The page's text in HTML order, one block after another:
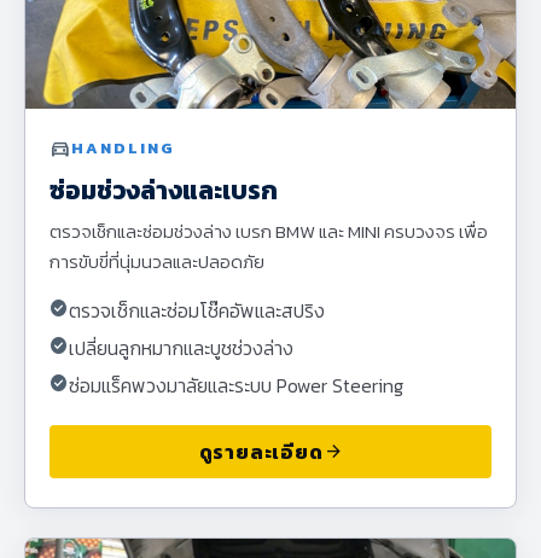
directions_carHANDLING
ซ่อมช่วงล่างและเบรก
ตรวจเช็กและซ่อมช่วงล่าง เบรก BMW และ MINI ครบวงจร เพื่อ
การขับขี่ที่นุ่มนวลและปลอดภัย
check_circleตรวจเช็กและซ่อมโช๊คอัพและสปริง
check_circleเปลี่ยนลูกหมากและบูชช่วงล่าง
check_circleซ่อมแร็คพวงมาลัยและระบบ Power Steering
ดูรายละเอียด arrow_forward